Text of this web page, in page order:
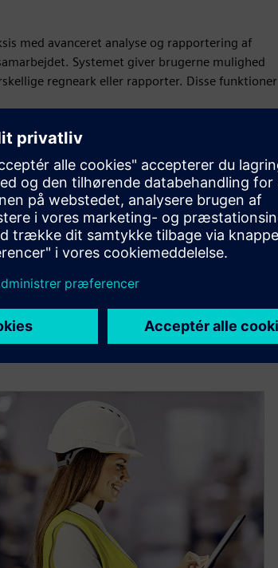
med avanceret analyse og rapportering af
Systemet giver brugerne mulighed
regneark eller rapporter. Disse funktioner
(MDW), der er baseret på den
det muligt for enhver tredjepartssoftware at
med samme funktionelle omfang på tværs